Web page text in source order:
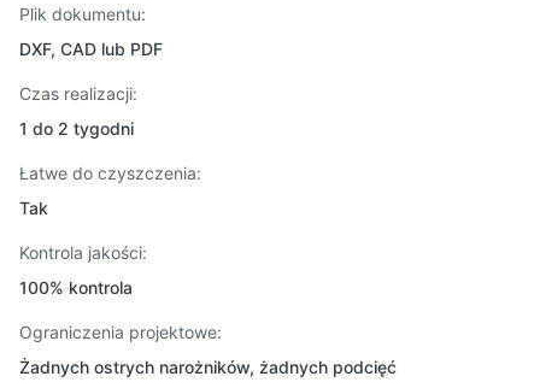
Plik dokumentu:
DXF, CAD lub PDF
Czas realizacji:
1 do 2 tygodni
Łatwe do czyszczenia:
Tak
Kontrola jakości:
100% kontrola
Ograniczenia projektowe:
Żadnych ostrych narożników, żadnych podcięć